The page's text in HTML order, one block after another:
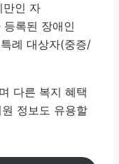
만인 자
록된 장애인
례 대상자(중증/
다른 복지 혜택
정보도 유용할